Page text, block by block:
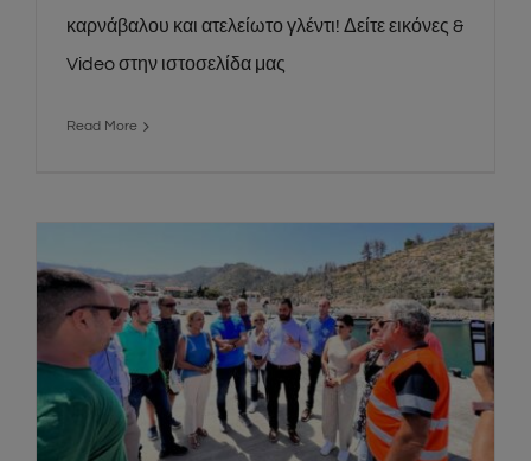
καρνάβαλου και ατελείωτο γλέντι! Δείτε εικόνες &
Video στην ιστοσελίδα μας
Read More
Ξεκινούν τα έργα βραχοπροστασίας της
οδού Ροβιές – Ήλια. Πως θα έρθετε στα
Ήλια και Αιδηψό
News Social